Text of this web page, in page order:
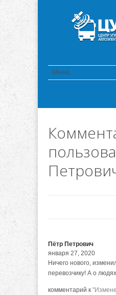
Пётр Петрович
января 27, 2020
Ничего нового,
перевозчику! А о
комментарий к